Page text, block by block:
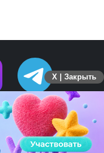
X | Закрыть
ВЕРСИЮ
2026